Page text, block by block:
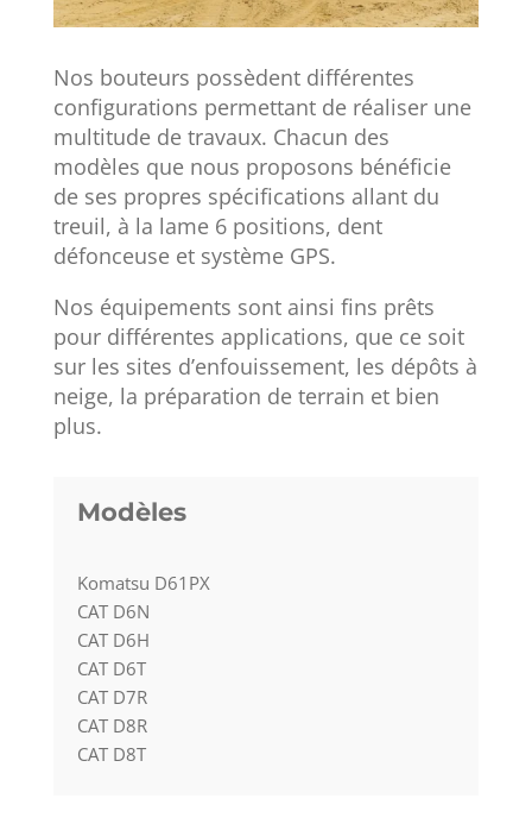
Nos bouteurs possèdent différentes
configurations permettant de réaliser une
multitude de travaux. Chacun des
modèles que nous proposons bénéficie
de ses propres spécifications allant du
treuil, à la lame 6 positions, dent
défonceuse et système GPS.
Nos équipements sont ainsi fins prêts
pour différentes applications, que ce soit
sur les sites d’enfouissement, les dépôts à
neige, la préparation de terrain et bien
plus.
Modèles
Komatsu D61PX
CAT D6N
CAT D6H
CAT D6T
CAT D7R
CAT D8R
CAT D8T